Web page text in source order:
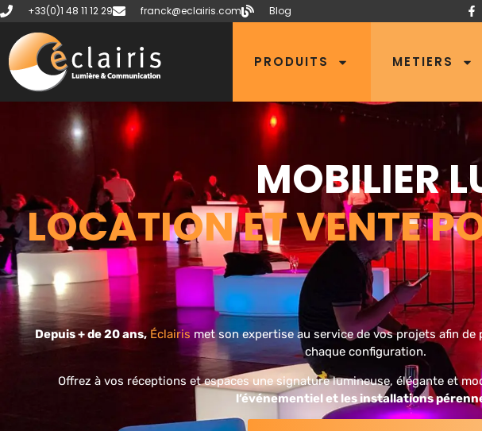
+33(0)1 48 11 12 29 franck@eclairis.com Blog
PRODUITS METIERS
MOBILIER
LOCATION ET VENTE
Depuis + de 20 ans, Éclairismet son expertise au service de vos projets afin de
chaque configuration.
Offrez à vos réceptions et espaces une signature lumineuse, élégante et
l’événementiel et les installations